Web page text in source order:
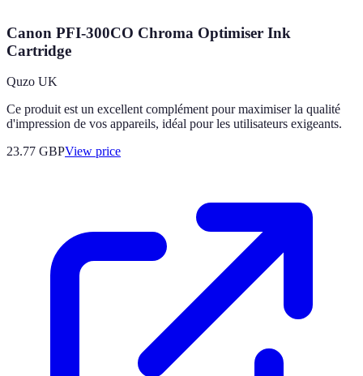
Canon PFI-300CO Chroma Optimiser Ink
Cartridge
Quzo UK
Ce produit est un excellent complément pour maximiser la qualité
d'impression de vos appareils, idéal pour les utilisateurs exigeants.
23.77 GBPView price